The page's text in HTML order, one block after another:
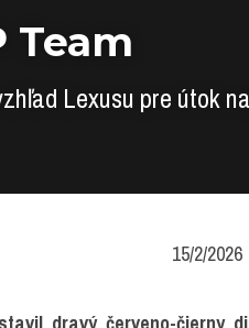
Team
Lexusu pre útok
15/2/2026